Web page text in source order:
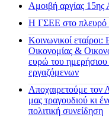
Αμοιβή αργίας
H ΓΣΕΕ στο πλευρό
Κοινωνικοί
Οικονομίας &
ευρώ του ημερήσιου
εργαζόμενων
Αποχαιρετούμε τον
μας τραγουδιού κι
πολιτική συνείδηση